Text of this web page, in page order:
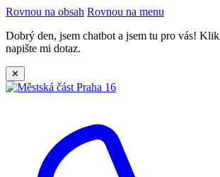
Rovnou na obsah Rovnou na menu
Dobrý den, jsem chatbot a jsem tu pro vás!
napište mi dotaz.
✕